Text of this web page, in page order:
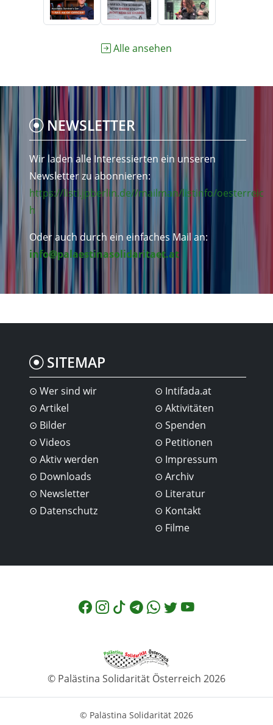
Alle ansehen
NEWSLETTER
Wir laden alle Interessierten ein unseren
Newsletter zu abonnieren:
https://listi.jpberlin.de//mailman/listinfo/oesterreic
h
Oder auch durch ein einfaches Mail an:
info@palaestinasolidaritaet.at
SITEMAP
Wer sind wir
Artikel
Bilder
Videos
Intifada.at
Aktivitäten
Spenden
Petitionen
Aktiv werden
Downloads
Newsletter
Datenschutz
Impressum
Archiv
Literatur
Kontakt
Filme
© Palästina Solidarität Österreich 2026
© Palästina Solidarität 2026